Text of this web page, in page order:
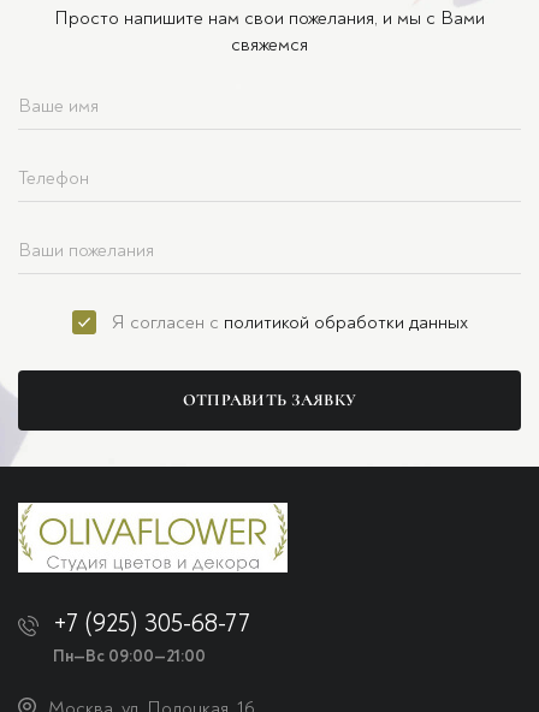
Просто напишите нам свои пожелания, и мы с Вами
свяжемся
Я согласен с политикой обработки данных
ОТПРАВИТЬ ЗАЯВКУ
+7 (925) 305-68-77
Пн—Вс 09:00—21:00